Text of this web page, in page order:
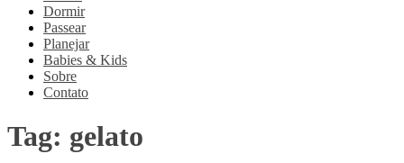
Dormir
Passear
Planejar
Babies & Kids
Sobre
Contato
Tag: gelato